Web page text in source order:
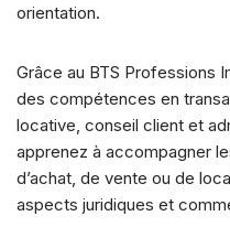
orientation.
Grâce au BTS Professions
des compétences en
locative, conseil client et
apprenez à accompagner
d’achat, de vente ou de
aspects juridiques et